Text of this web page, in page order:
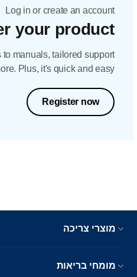
Log in or create an account
your product
to manuals, tailored support
Plus, it's quick and easy.
Register now
מוצרי צריכה
מומחי בריאות